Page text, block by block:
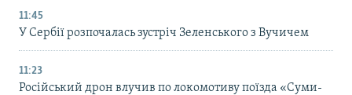
11:45
У Сербії розпочалась зустріч Зеленського з Вучичем
11:23
Російський дрон влучив по локомотиву поїзда «Суми-